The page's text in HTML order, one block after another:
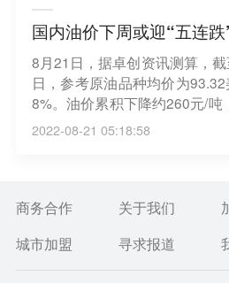
国内油价下周或迎“五连跌
8月21日，据卓创资讯测算，
日，参考原油品种均价为
8%。油价累积下降约260元/吨
-0.22元/升。从当前计价周期
2022-08-21 05:18:58
商务合作 关于我们
城市加盟
寻求报道